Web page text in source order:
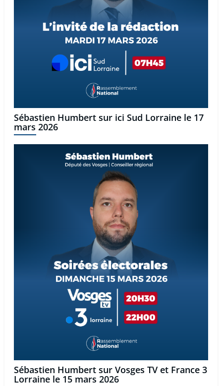
Sébastien Humbert sur ici Sud Lorraine le 17
mars 2026
Sébastien Humbert sur Vosges TV et France 3
Lorraine le 15 mars 2026